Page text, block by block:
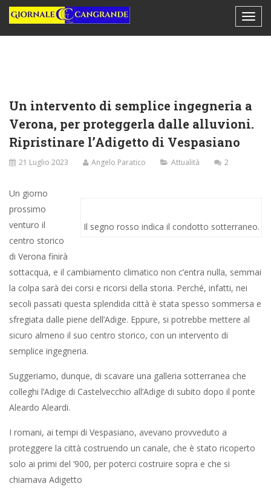
Un intervento di semplice ingegneria a
Verona, per proteggerla dalle alluvioni.
Ripristinare l’Adigetto di Vespasiano
21 Luglio 2023 Angelo Paratico Attualità 2
Il segno rosso indica il condotto sotterraneo.
Un giorno
prossimo
venturo il
centro storico
di Verona finirà
sottacqua, e il cambiamento climatico non c’entra nulla, semmai
la colpa sarà dei corsi e ricorsi della storia. Perché, infatti, nei
secoli passati questa splendida città è stata spesso sommersa e
sfregiata dalle piene dell’Adige. Eppure, si potrebbe mettere al
sicuro almeno il suo centro storico, con un intervento di
semplice ingegneria.
Suggeriamo, dunque, di scavare una galleria sotterranea che
colleghi l’Adige di Castelvecchio all’Adige di subito dopo il ponte
Aleardo Aleardi.
I romani, ai tempi di Vespasiano, avevano provveduto a
proteggere la città costruendo un canale, che è stato ricoperto
solo ai primi del ‘900, per poterci costruire sopra e che si
chiamava Adigetto